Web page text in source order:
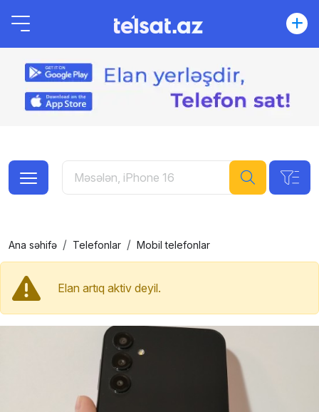
Ana səhifə Telefonlar Mobil telefonlar
Elan artıq aktiv deyil.